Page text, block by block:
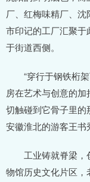
厂、红梅味精厂、
市印记的工厂汇聚
于街道西侧。
“穿行于钢铁桁架
房在艺术与创意的
切触碰到它骨子里的
安徽淮北的游客王书
工业铸就脊梁，
物馆历史文化片区